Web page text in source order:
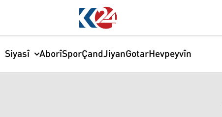
Siyasî AborîSporÇandJiyanGotarHevpeyvîn